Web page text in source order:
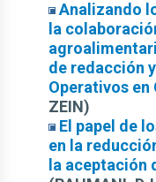
Analizando
la
de redacción
Operativos en
ZEIN)
El papel de
en la
la aceptación